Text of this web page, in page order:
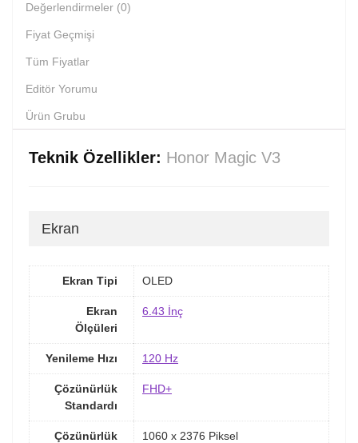
Değerlendirmeler (0)
Fiyat Geçmişi
Tüm Fiyatlar
Editör Yorumu
Ürün Grubu
Teknik Özellikler: Honor Magic V3
Ekran
Ekran Tipi OLED
Ekran
Ölçüleri
6.43 İnç
Yenileme Hızı 120 Hz
Çözünürlük
Standardı
FHD+
Çözünürlük 1060 x 2376 Piksel